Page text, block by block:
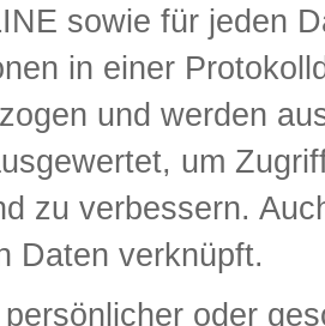
sowie für jeden
in einer
und werden
um
zu verbessern.
Daten verknüpft.
oder